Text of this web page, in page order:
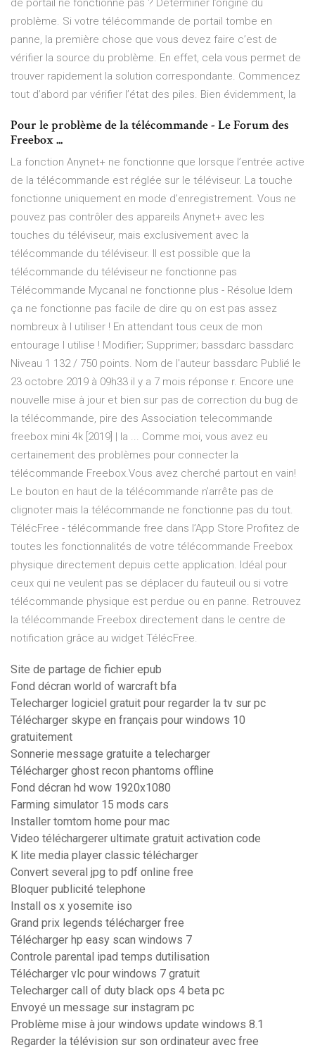
de portail ne fonctionne pas ? Déterminer l’origine du
problème. Si votre télécommande de portail tombe en
panne, la première chose que vous devez faire c’est de
vérifier la source du problème. En effet, cela vous permet de
trouver rapidement la solution correspondante. Commencez
tout d’abord par vérifier l’état des piles. Bien évidemment, la
Pour le problème de la télécommande - Le Forum des
Freebox ...
La fonction Anynet+ ne fonctionne que lorsque l’entrée active
de la télécommande est réglée sur le téléviseur. La touche
fonctionne uniquement en mode d’enregistrement. Vous ne
pouvez pas contrôler des appareils Anynet+ avec les
touches du téléviseur, mais exclusivement avec la
télécommande du téléviseur. Il est possible que la
télécommande du téléviseur ne fonctionne pas
Télécommande Mycanal ne fonctionne plus - Résolue Idem
ça ne fonctionne pas facile de dire qu on est pas assez
nombreux à l utiliser ! En attendant tous ceux de mon
entourage l utilise ! Modifier; Supprimer; bassdarc bassdarc
Niveau 1 132 / 750 points. Nom de l'auteur bassdarc Publié le
23 octobre 2019 à 09h33 il y a 7 mois réponse r. Encore une
nouvelle mise à jour et bien sur pas de correction du bug de
la télécommande, pire des Association telecommande
freebox mini 4k [2019] | la ... Comme moi, vous avez eu
certainement des problèmes pour connecter la
télécommande Freebox.Vous avez cherché partout en vain!
Le bouton en haut de la télécommande n’arrête pas de
clignoter mais la télécommande ne fonctionne pas du tout.
‎TélécFree - télécommande free dans l’App Store Profitez de
toutes les fonctionnalités de votre télécommande Freebox
physique directement depuis cette application. Idéal pour
ceux qui ne veulent pas se déplacer du fauteuil ou si votre
télécommande physique est perdue ou en panne. Retrouvez
la télécommande Freebox directement dans le centre de
notification grâce au widget TélécFree.
Site de partage de fichier epub
Fond décran world of warcraft bfa
Telecharger logiciel gratuit pour regarder la tv sur pc
Télécharger skype en français pour windows 10
gratuitement
Sonnerie message gratuite a telecharger
Télécharger ghost recon phantoms offline
Fond décran hd wow 1920x1080
Farming simulator 15 mods cars
Installer tomtom home pour mac
Video téléchargerer ultimate gratuit activation code
K lite media player classic télécharger
Convert several jpg to pdf online free
Bloquer publicité telephone
Install os x yosemite iso
Grand prix legends télécharger free
Télécharger hp easy scan windows 7
Controle parental ipad temps dutilisation
Télécharger vlc pour windows 7 gratuit
Telecharger call of duty black ops 4 beta pc
Envoyé un message sur instagram pc
Problème mise à jour windows update windows 8.1
Regarder la télévision sur son ordinateur avec free